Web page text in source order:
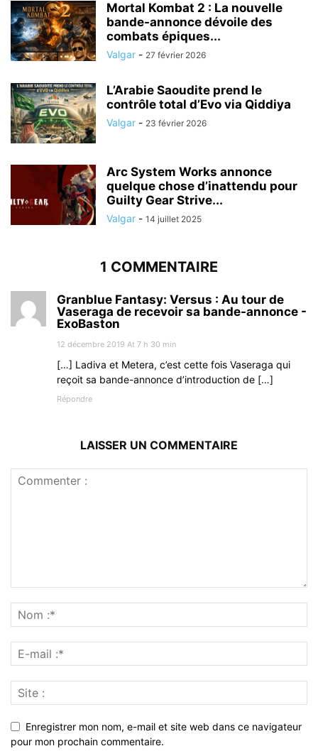
Mortal Kombat 2 : La nouvelle
bande-annonce dévoile des
combats épiques...
Valgar - 27 février 2026
L’Arabie Saoudite prend le
contrôle total d’Evo via Qiddiya
Valgar - 23 février 2026
Arc System Works annonce
quelque chose d’inattendu pour
Guilty Gear Strive...
Valgar - 14 juillet 2025
1 COMMENTAIRE
Granblue Fantasy: Versus : Au tour de
Vaseraga de recevoir sa bande-annonce -
ExoBaston
12 décembre 2019 At 7 h 30 min
[…] Ladiva et Metera, c’est cette fois Vaseraga qui
reçoit sa bande-annonce d’introduction de […]
Répondre
LAISSER UN COMMENTAIRE
Enregistrer mon nom, e-mail et site web dans ce navigateur
pour mon prochain commentaire.